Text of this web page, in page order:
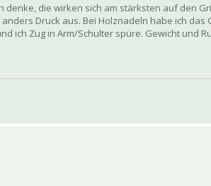
denke, die wirken sich am stärksten auf den
Druck aus. Bei Holznadeln habe ich das
ich Zug in Arm/Schulter spüre. Gewicht und